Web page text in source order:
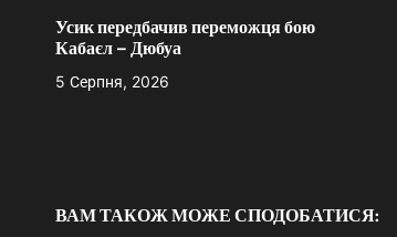
я
з
и
Усик передбачив переможця бою
Кабаєл – Дюбуа
5 Серпня, 2026
ВАМ ТАКОЖ МОЖЕ СПОДОБАТИСЯ: